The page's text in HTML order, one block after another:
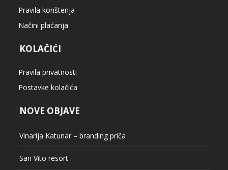
Pravila korištenja
Načini plaćanja
KOLAČIĆI
Pravila privatnosti
Postavke kolačića
NOVE OBJAVE
Vinarija Katunar – branding priča
San Vito resort